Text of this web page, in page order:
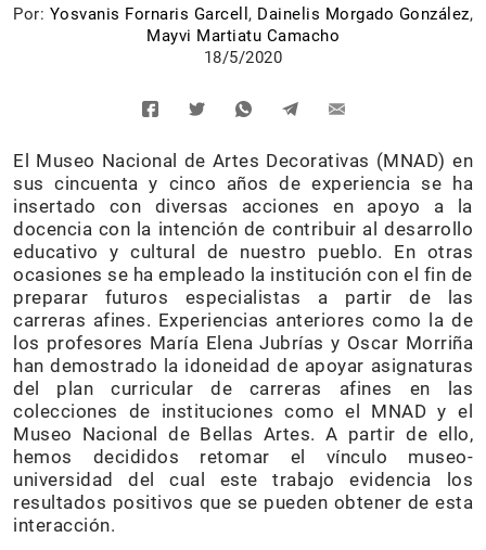
Por: Yosvanis Fornaris Garcell , Dainelis Morgado González,
Mayvi Martiatu Camacho
18/5/2020
El Museo Nacional de Artes Decorativas (MNAD) en
sus cincuenta y cinco años de experiencia se ha
insertado con diversas acciones en apoyo a la
docencia con la intención de contribuir al desarrollo
educativo y cultural de nuestro pueblo. En otras
ocasiones se ha empleado la institución con el fin de
preparar futuros especialistas a partir de las
carreras afines. Experiencias anteriores como la de
los profesores María Elena Jubrías y Oscar Morriña
han demostrado la idoneidad de apoyar asignaturas
del plan curricular de carreras afines en las
colecciones de instituciones como el MNAD y el
Museo Nacional de Bellas Artes. A partir de ello,
hemos decididos retomar el vínculo museo-
universidad del cual este trabajo evidencia los
resultados positivos que se pueden obtener de esta
interacción.